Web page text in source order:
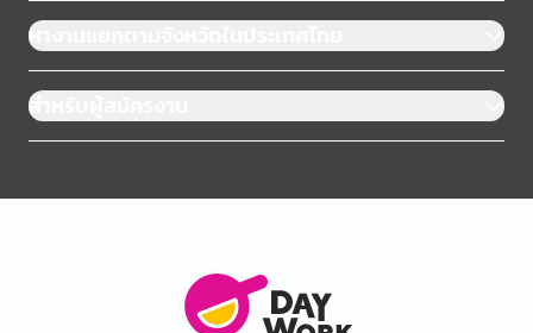
หางานแยกตามจังหวัดในประเทศไทย
สำหรับผู้สมัครงาน